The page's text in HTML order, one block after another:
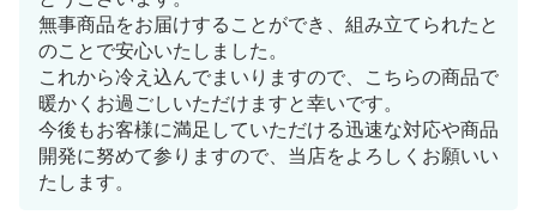
無事商品をお届けすることができ、組み立てられたと
のことで安心いたしました。
これから冷え込んでまいりますので、こちらの商品で
暖かくお過ごしいただけますと幸いです。
今後もお客様に満足していただける迅速な対応や商品
開発に努めて参りますので、当店をよろしくお願いい
たします。